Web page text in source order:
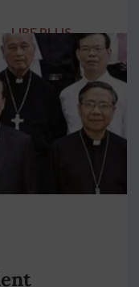
LIRE PLUS →